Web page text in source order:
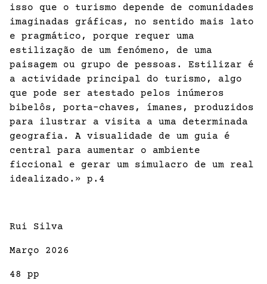
isso que o turismo depende de comunidades
imaginadas gráficas, no sentido mais lato
e pragmático, porque requer uma
estilização de um fenómeno, de uma
paisagem ou grupo de pessoas. Estilizar é
a actividade principal do turismo, algo
que pode ser atestado pelos inúmeros
bibelôs, porta-chaves, ímanes, produzidos
para ilustrar a visita a uma determinada
geografia. A visualidade de um guia é
central para aumentar o ambiente
ficcional e gerar um simulacro de um real
idealizado.» p.4
Rui Silva
Março 2026
48 pp